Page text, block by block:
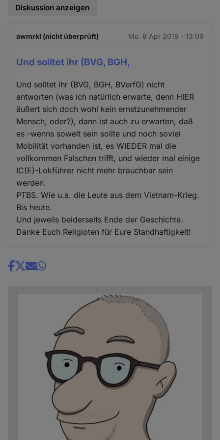
Diskussion anzeigen
awmrkl (nicht überprüft) Mo. 8 Apr 2019 - 13:09
Und solltet ihr (BVG, BGH,
Und solltet ihr (BVG, BGH, BVerfG) nicht
antworten (was ich natürlich erwarte, denn HIER
äußert sich doch wohl kein ernstzunehmender
Mensch, oder?), dann ist auch zu erwarten, daß
es -wenns soweit sein sollte und noch soviel
Mobilität vorhanden ist, es WIEDER mal die
vollkommen Falschen trifft, und wieder mal einige
IC(E)-Lokführer nicht mehr brauchbar sein
werden.
PTBS. Wie u.a. die Leute aus dem Vietnam-Krieg.
Bis heute.
Und jeweils beiderseits Ende der Geschichte.
Danke Euch Religioten für Eure Standhaftigkeit!
Share